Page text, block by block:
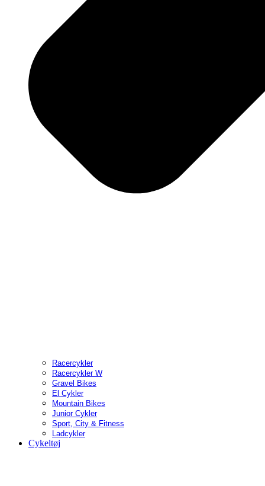
Racercykler
Racercykler W
Gravel Bikes
El Cykler
Mountain Bikes
Junior Cykler
Sport, City & Fitness
Ladcykler
Cykeltøj